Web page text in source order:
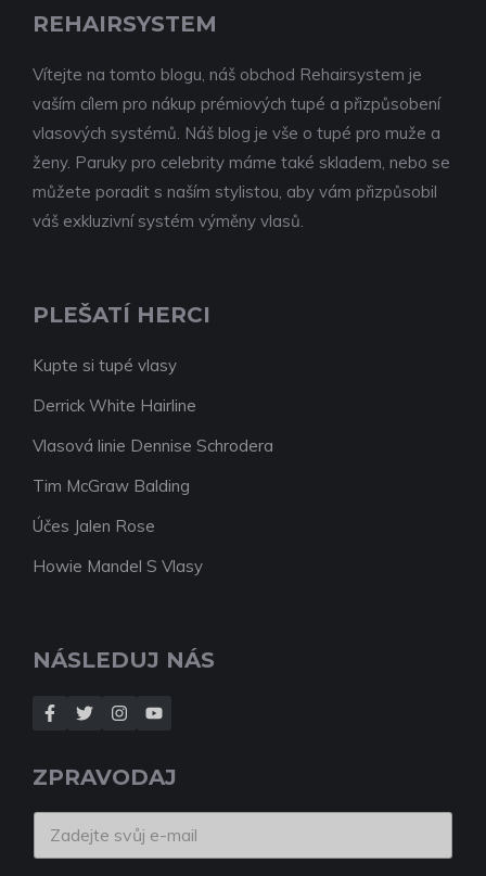
REHAIRSYSTEM
Vítejte na tomto blogu, náš obchod Rehairsystem je
vaším cílem pro nákup prémiových tupé a přizpůsobení
vlasových systémů. Náš blog je vše o tupé pro muže a
ženy. Paruky pro celebrity máme také skladem, nebo se
můžete poradit s naším stylistou, aby vám přizpůsobil
váš exkluzivní systém výměny vlasů.
PLEŠATÍ HERCI
Kupte si tupé vlasy
Derrick White Hairline
Vlasová linie Dennise Schrodera
Tim McGraw Balding
Účes Jalen Rose
Howie Mandel S Vlasy
NÁSLEDUJ NÁS
ZPRAVODAJ